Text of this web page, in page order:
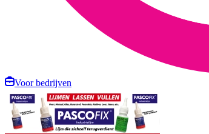
Voor bedrijven